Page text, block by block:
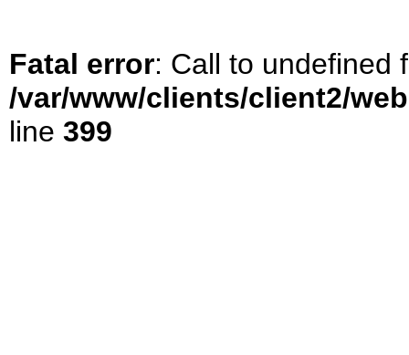
Fatal error: Call to undefined
/var/www/clients/client2/
line 399